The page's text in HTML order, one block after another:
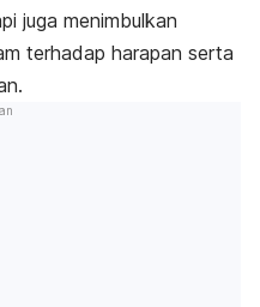
juga menimbulkan
terhadap harapan serta